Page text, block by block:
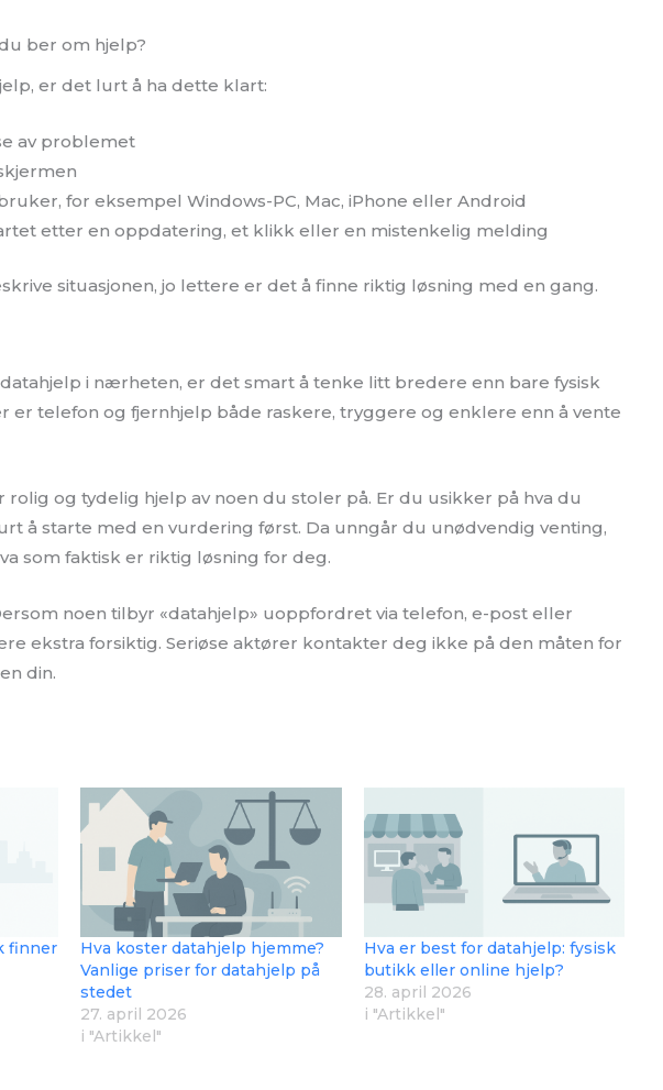
ber om hjelp?
er det lurt å ha dette klart:
av problemet
for eksempel Windows-PC, Mac, iPhone eller Android
etter en oppdatering, et klikk eller en mistenkelig melding
situasjonen, jo lettere er det å finne riktig løsning med en gang.
i nærheten, er det smart å tenke litt bredere enn bare fysisk
er telefon og fjernhjelp både raskere, tryggere og enklere enn å vente
rolig og tydelig hjelp av noen du stoler på. Er du usikker på hva du
å starte med en vurdering først. Da unngår du unødvendig venting,
som faktisk er riktig løsning for deg.
noen tilbyr «datahjelp» uoppfordret via telefon, e-post eller
ekstra forsiktig. Seriøse aktører kontakter deg ikke på den måten for
din.
finner
Hva koster datahjelp hjemme?
Vanlige priser for datahjelp på
stedet
27. april 2026
i "Artikkel"
Hva er best for datahjelp: fysisk
butikk eller online hjelp?
28. april 2026
i "Artikkel"